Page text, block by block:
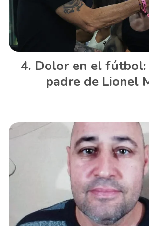
Dolor en el
padre de Lionel